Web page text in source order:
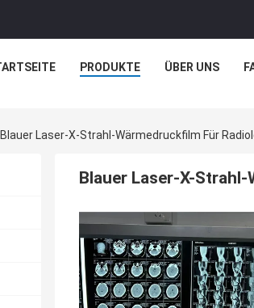
PRODUKTE ÜBER UNS
Blauer Laser-X-Strahl-Wärmedruckfilm Für
Blauer Laser-X-